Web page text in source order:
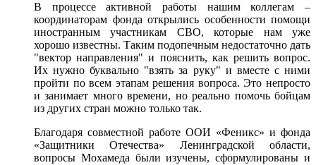
В процессе активной работы нашим коллегам –
координаторам фонда открылись особенности помощи
иностранным участникам СВО, которые нам уже
хорошо известны. Таким подопечным недостаточно дать
"вектор направления" и пояснить, как решить вопрос.
Их нужно буквально "взять за руку" и вместе с ними
пройти по всем этапам решения вопроса. Это непросто
и занимает много времени, но реально помочь бойцам
из других стран можно только так.
Благодаря совместной работе ООИ «Феникс» и фонда
«Защитники Отечества» Ленинградской области,
вопросы Мохамеда были изучены, сформулированы и